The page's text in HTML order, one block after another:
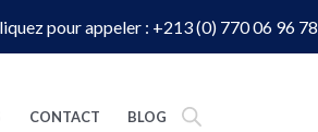
pour appeler : +213 (0) 770 06 96 78
CONTACT BLOG